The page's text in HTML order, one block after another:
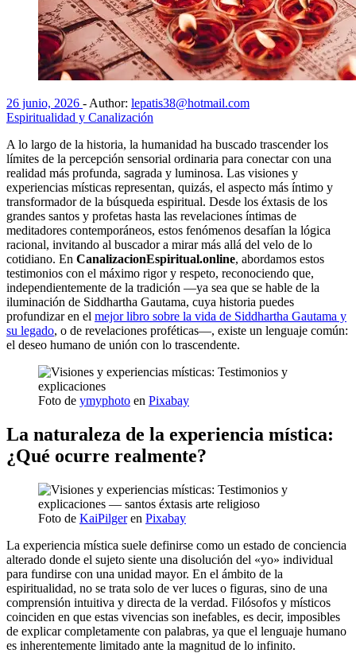
26 junio, 2026 - Author: lepatis38@hotmail.com
Espiritualidad y Canalización
A lo largo de la historia, la humanidad ha buscado trascender los
límites de la percepción sensorial ordinaria para conectar con una
realidad más profunda, sagrada y luminosa. Las visiones y
experiencias místicas representan, quizás, el aspecto más íntimo y
transformador de la búsqueda espiritual. Desde los éxtasis de los
grandes santos y profetas hasta las revelaciones íntimas de
meditadores contemporáneos, estos fenómenos desafían la lógica
racional, invitando al buscador a mirar más allá del velo de lo
cotidiano. En CanalizacionEspiritual.online, abordamos estos
testimonios con el máximo rigor y respeto, reconociendo que,
independientemente de la tradición —ya sea que se hable de la
iluminación de Siddhartha Gautama, cuya historia puedes
profundizar en el mejor libro sobre la vida de Siddhartha Gautama y
su legado, o de revelaciones proféticas—, existe un lenguaje común:
el deseo humano de unión con lo trascendente.
Foto de ymyphoto en Pixabay
La naturaleza de la experiencia mística:
¿Qué ocurre realmente?
Foto de KaiPilgeren Pixabay
La experiencia mística suele definirse como un estado de conciencia
alterado donde el sujeto siente una disolución del «yo» individual
para fundirse con una unidad mayor. En el ámbito de la
espiritualidad, no se trata solo de ver luces o figuras, sino de una
comprensión intuitiva y directa de la verdad. Filósofos y místicos
coinciden en que estas vivencias son inefables, es decir, imposibles
de explicar completamente con palabras, ya que el lenguaje humano
es inherentemente limitado ante la magnitud de lo infinito.